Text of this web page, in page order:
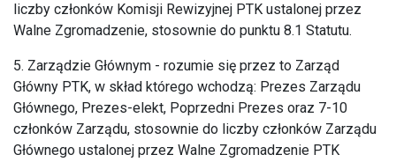
liczby członków Komisji Rewizyjnej PTK ustalonej przez
Walne Zgromadzenie, stosownie do punktu 8.1 Statutu.
5. Zarządzie Głównym - rozumie się przez to Zarząd
Główny PTK, w skład którego wchodzą: Prezes Zarządu
Głównego, Prezes-elekt, Poprzedni Prezes oraz 7-10
członków Zarządu, stosownie do liczby członków Zarządu
Głównego ustalonej przez Walne Zgromadzenie PTK